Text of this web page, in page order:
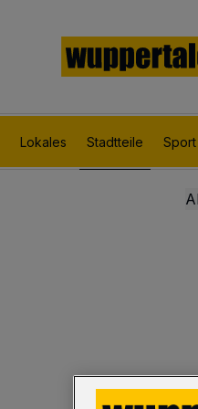
Lokales Stadtteile Sport